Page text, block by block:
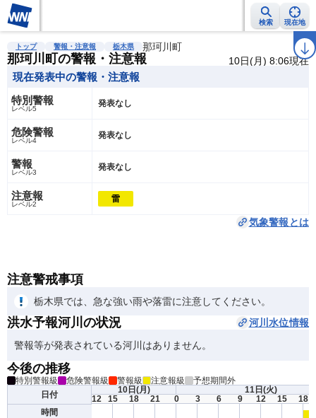
検索 現在地
雨雲レーダー 台風情報 地震情報 ラ
トップ 警報・注意報 栃木県 那珂川町
那珂川町の警報・注意報 10日(月) 8:06現在
現在発表中の警報・注意報
特別警報
レベル5 発表なし
危険警報
レベル4 発表なし
警報
レベル3 発表なし
注意報
レベル2 雷
気象警報とは
注意警戒事項
栃木県では、急な強い雨や落雷に注意してください。
洪水予報河川の状況
河川水位情報
警報等が発表されている河川はありません。
今後の推移
特別警報級 危険警報級 警報級 注意報級
予想期間外
日付
時間
10日 (月)
12
15 18 21
11日 (火)
0
3 6 9 12 15 18